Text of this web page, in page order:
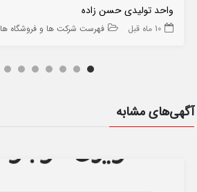
واحد تولیدی حسن زاده
10 ماه قبل فهرست شرکت ها و فروشگاه ها
آگهی‌های مشابه